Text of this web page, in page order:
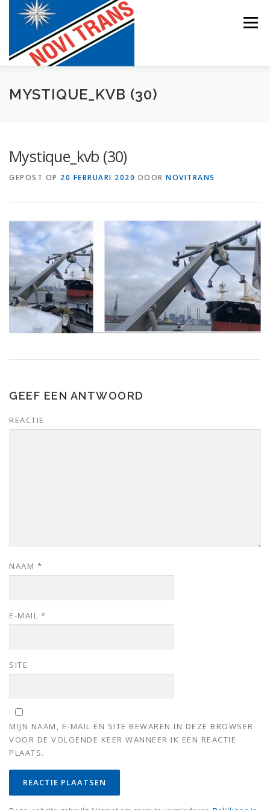
Menu
BEVRACHTING
MYSTIQUE_KVB (30)
Mystique_kvb (30)
GEPOST OP 20 FEBRUARI 2020 DOOR NOVITRANS
GEEF EEN ANTWOORD
REACTIE
NAAM *
E-MAIL *
SITE
MIJN NAAM, E-MAIL EN SITE BEWAREN IN DEZE BROWSER
VOOR DE VOLGENDE KEER WANNEER IK EEN REACTIE
PLAATS.